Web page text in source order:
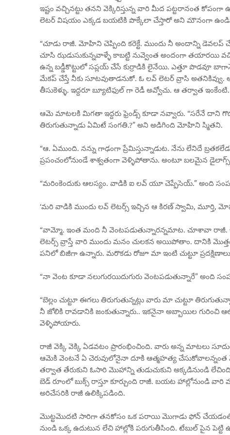
ఇష్టం వచ్చినట్టు తనని వెక్కిరిస్తున్న వారి మీద పట్టరానంత
లెటర్ విషయం ఎక్కడ బయటికి పొక్కేలా చేస్తారో అని మౌనంగా
“చూడు రాజీ. మోహిని చెప్పింది కరెక్టే. ముందు నీ అందాన్ని
చూసి ఝడుసుకున్నవాళ్ళే కాబట్టి నువ్వెంత అందంగా తయారయి
ఉన్న బడ్డీకొట్టులో సప్లయ్ చేసే కుర్రాడికి లైనేయి. ఎత్తూ పొడవూ
మేకప్ చేస్తే నీకు సూటవుతాడనుకో. ఓ లవ్ లెటర్ వ్రాసి అతనికివ్వు.
తీసుకెళ్ళు. ఇద్దరూ బ్యూటిఫుల్ గా రెడీ అవ్వోచు. ఆ తర్వాత
ఆమె మాటలకి మిగతా ఇద్దరు ఫ్రెండ్స్ కూడా నవ్వారు. “సరేనే దాని
తిరుగుతున్నాడు ఏమిటే సంగతి.?” అని అడిగింది మోహిని స్మితని.
“ఆ. ఏముంది. నన్ను గాఢంగా ప్రేమిస్తున్నాడుట. నేను లేనిదే
ప్రపంచంలోనుండే శాశ్వతంగా వెళ్ళిపోతాను. అంటూ బలమైన
“మరింకెందుకు ఆలస్యం. వాడికి ఐ లవ్ యూ చెప్పేసెయ్.” అంది
‘మరి వాడికి ముందు లవ్ లెటర్స్ ఇచ్చిన ఆ కిరణ్ స్వామి, మూర్తి,
“వామ్మో. ఇంత మంది నీ వెంటపడుతున్నారన్నమాట. చూశావా
లెటర్స్ వ్రాస్తే వారి ముందు మనం చులకన అయిపోతాం. దానికి మొత్తం
పనిలో బిజీగా ఉన్నారు. మరొకడు రోజూ మా ఇంటి చుట్టూ
“నా వెంట కూడా నలుగురయిదుగురు వెంటపడుతున్నారే” అంది
“బెల్లం చుట్టూ ఈగలు తిరుగుతున్నట్లు వారు మా చుట్టూ
నీ జోలికి రావడానికి జంకుతున్నారు.. ఇకనైనా అబ్బాయిల గురించి
వెళ్ళిపోయారు.
రాజీ వెక్కి వెక్కి ఏడవటం ప్రారంభించింది. వారు అన్న మాటలు
ఆమెకి వెంటనే ఏ చెరువులోనైనా దూకి ఆత్మహత్య
తర్వాత తేరుకుని ఓసారి మొహాన్ని తుడుచుకుని అక్కడినుండి
బెడ్ రూంలో బుక్స్ రాస్తూ కూర్చుంది రాజీ. బయట హాల్లోనుండి వారి
అరిచేసరికి రాజీ ఉలిక్కిపడింది.
మొట్టమొదటి సారిగా తనకోసం ఒక పరాయి మొగాడు ఫోన్ చేయడంతో
నుండి ఒక్క ఉదుటున లేచి హాల్లోకి పరుగుతీసింది. టేబుల్ పైన పెట్టి